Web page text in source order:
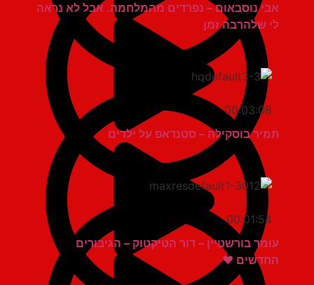
אבי נוסבאום – נפרדים מהמלחמה. אבל לא נראה
לי שלהרבה זמן
00:03:08
תמיר בוסקילה – סטנדאפ על ילדים
00:01:54
עומר בורשטיין – דור הטיקטוק – הגיבורים
החדשים ❤️